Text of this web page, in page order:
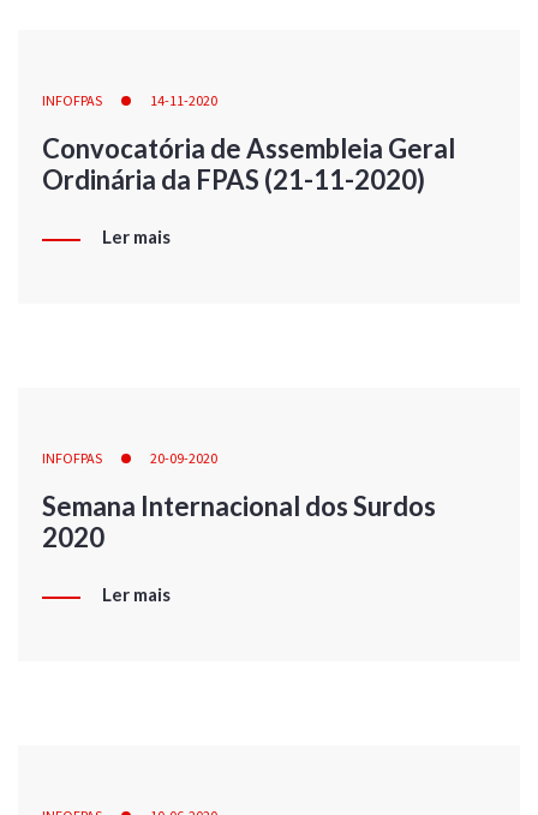
INFOFPAS 14-11-2020
Convocatória de Assembleia Geral
Ordinária da FPAS (21-11-2020)
Ler mais
INFOFPAS 20-09-2020
Semana Internacional dos Surdos
2020
Ler mais